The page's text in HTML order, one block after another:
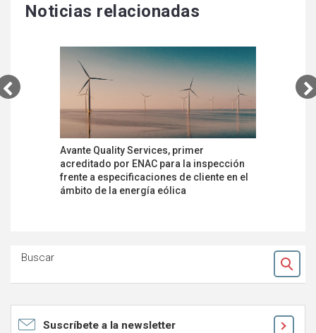
Noticias relacionadas
Avante Quality Services, primer
acreditado por ENAC para la inspección
frente a especificaciones de cliente en el
ámbito de la energía eólica
Buscar
Ok
Suscríbete a la newsletter